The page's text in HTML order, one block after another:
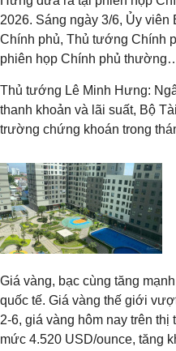
2026. Sáng ngày 3/6, Ủy
Chính phủ, Thủ tướng Chính
phiên họp Chính phủ
Thủ tướng Lê Minh Hưng:
thanh khoản và lãi suất, Bộ
trường chứng khoán trong
Giá vàng, bạc cùng tăng
quốc tế. Giá vàng thế giới
2-6, giá vàng hôm nay trên
mức 4.520 USD/ounce, tăng